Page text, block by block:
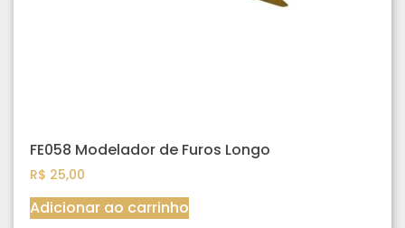
FE058 Modelador de Furos Longo
R$ 25,00
Adicionar ao carrinho